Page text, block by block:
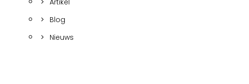
Artikel
Blog
Nieuws